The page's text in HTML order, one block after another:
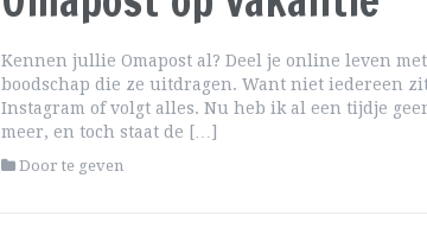
Kennen jullie Omapost al? Deel je online leven
boodschap die ze uitdragen. Want niet iedereen zit
Instagram of volgt alles. Nu heb ik al een tijdje geen
meer, en toch staat de […]
Door te geven